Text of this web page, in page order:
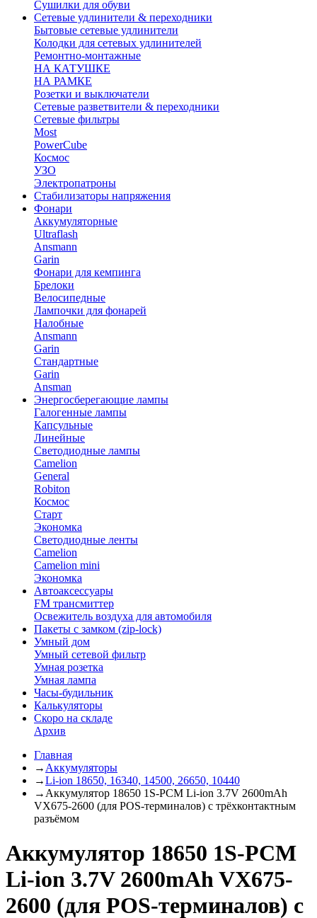
Сушилки для обуви
Сетевые удлинители & переходники
Бытовые сетевые удлинители
Колодки для сетевых удлинителей
Ремонтно-монтажные
НА КАТУШКЕ
НА РАМКЕ
Розетки и выключатели
Сетевые разветвители & переходники
Сетевые фильтры
Most
PowerCube
Космос
УЗО
Электропатроны
Стабилизаторы напряжения
Фонари
Аккумуляторные
Ultraflash
Ansmann
Garin
Фонари для кемпинга
Брелоки
Велосипедные
Лампочки для фонарей
Налобные
Ansmann
Garin
Стандартные
Garin
Ansman
Энергосберегающие лампы
Галогенные лампы
Капсульные
Линейные
Светодиодные лампы
Camelion
General
Robiton
Космос
Старт
Экономка
Светодиодные ленты
Camelion
Camelion mini
Экономка
Автоаксессуары
FM трансмиттер
Освежитель воздуха для автомобиля
Пакеты с замком (zip-lock)
Умный дом
Умный сетевой фильтр
Умная розетка
Умная лампа
Часы-будильник
Калькуляторы
Скоро на складе
Архив
Главная
→ Аккумуляторы
→Li-ion 18650, 16340, 14500, 26650, 10440
→ Аккумулятор 18650 1S-PCM Li-ion 3.7V 2600mAh
VX675-2600 (для POS-терминалов) с трёхконтактным
разъёмом
Аккумулятор 18650 1S-PCM
Li-ion 3.7V 2600mAh VX675-
2600 (для POS-терминалов) с